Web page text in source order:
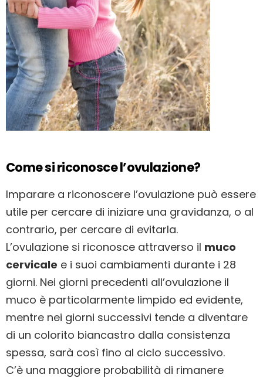
Come si riconosce l’ovulazione?
Imparare a riconoscere l’ovulazione può essere
utile per cercare di iniziare una gravidanza, o al
contrario, per cercare di evitarla.
L’ovulazione si riconosce attraverso il muco
cervicale e i suoi cambiamenti durante i 28
giorni. Nei giorni precedenti all’ovulazione il
muco è particolarmente limpido ed evidente,
mentre nei giorni successivi tende a diventare
di un colorito biancastro dalla consistenza
spessa, sarà così fino al ciclo successivo.
C’è una maggiore probabilità di rimanere